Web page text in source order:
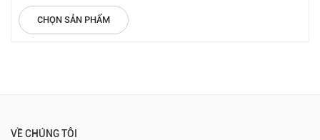
CHỌN SẢN PHẨM
VỀ CHÚNG TÔI